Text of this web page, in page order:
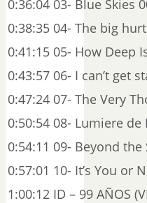
0:36:04 03- Blue Skies
0:38:35 04- The big
0:41:15 05- How Deep
0:43:57 06- I can’t get
0:47:24 07- The Very
0:50:54 08- Lumiere de
0:54:11 09- Beyond the
0:57:01 10- It’s You or
1:00:12 ID – 99 AÑOS